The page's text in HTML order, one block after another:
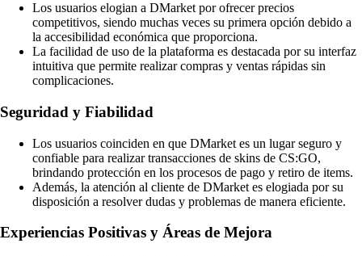
Los usuarios elogian a DMarket por ofrecer precios
competitivos, siendo muchas veces su primera opción debido a
la accesibilidad económica que proporciona.
La facilidad de uso de la plataforma es destacada por su interfaz
intuitiva que permite realizar compras y ventas rápidas sin
complicaciones.
Seguridad y Fiabilidad
Los usuarios coinciden en que DMarket es un lugar seguro y
confiable para realizar transacciones de skins de CS:GO,
brindando protección en los procesos de pago y retiro de items.
Además, la atención al cliente de DMarket es elogiada por su
disposición a resolver dudas y problemas de manera eficiente.
Experiencias Positivas y Áreas de Mejora